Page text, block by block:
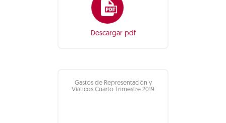
Descargar pdf
Gastos de Representación y
Viáticos Cuarto Trimestre 2019